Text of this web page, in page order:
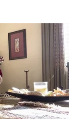
ಮಾಧ್ಯಮಗಳು,
ವಿಡಿಯೋಗಳು
ಹಾಗೂ
ಹೆಚ್ಚಾಗುವ